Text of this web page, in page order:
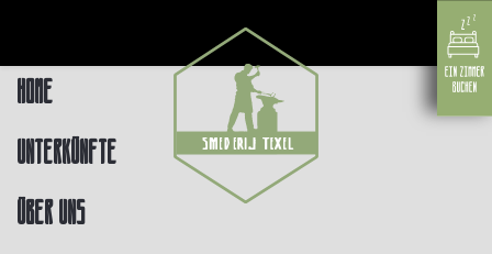
Home
Unterkünfte
Über uns